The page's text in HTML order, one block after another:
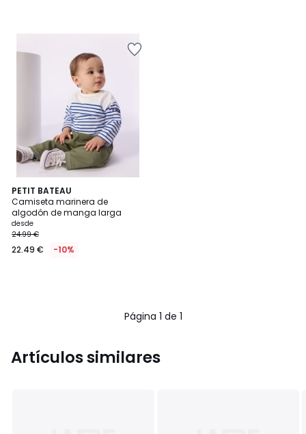
PETIT BATEAU
Camiseta marinera de
algodón de manga larga
desde
24.99 €
22.49 € -10%
Página 1 de 1
Artículos similares